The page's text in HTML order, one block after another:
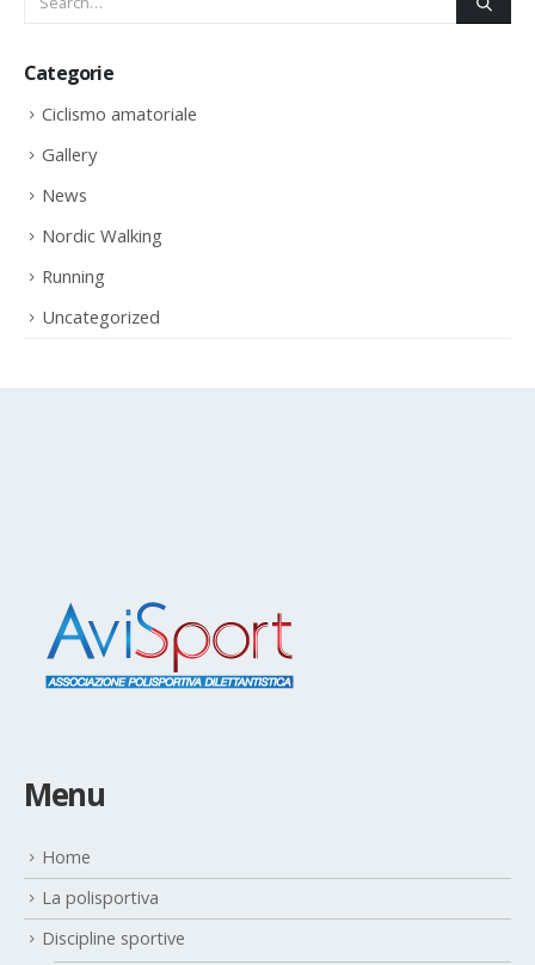
Categorie
Ciclismo amatoriale
Gallery
News
Nordic Walking
Running
Uncategorized
Menu
Home
La polisportiva
Discipline sportive